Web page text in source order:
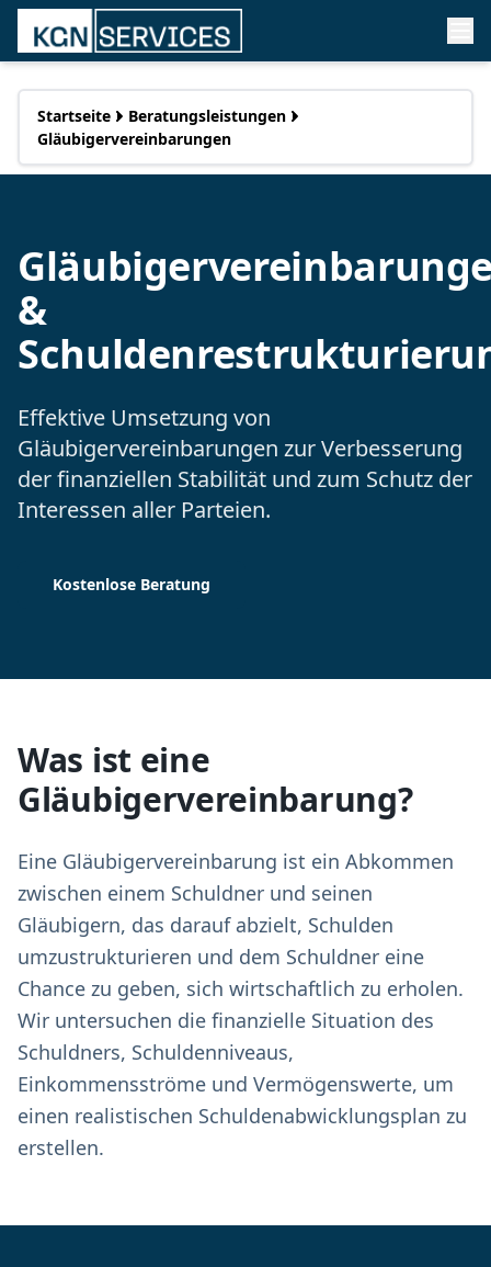
Startseite
Beratungsleistungen
Gläubigervereinbarungen
&
Effektive Umsetzung von
Gläubigervereinbarungen zur Verbesserung
der finanziellen Stabilität und zum Schutz der
Interessen aller Parteien.
Kostenlose Beratung
Was ist eine
Gläubigervereinbarung?
Eine Gläubigervereinbarung ist ein Abkommen
zwischen einem Schuldner und seinen
Gläubigern, das darauf abzielt, Schulden
umzustrukturieren und dem Schuldner eine
Chance zu geben, sich wirtschaftlich zu erholen.
Wir untersuchen die finanzielle Situation des
Schuldners, Schuldenniveaus,
Einkommensströme und Vermögenswerte, um
einen realistischen Schuldenabwicklungsplan zu
erstellen.